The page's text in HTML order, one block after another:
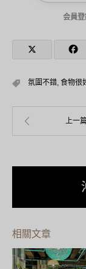
会員
氛圍不錯, 食物很
相關文章